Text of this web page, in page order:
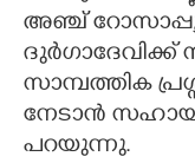
അഞ്ച്
ദുർഗാദേവിക്ക്
സാമ്പത്തിക
നേടാൻ
പറയുന്നു.